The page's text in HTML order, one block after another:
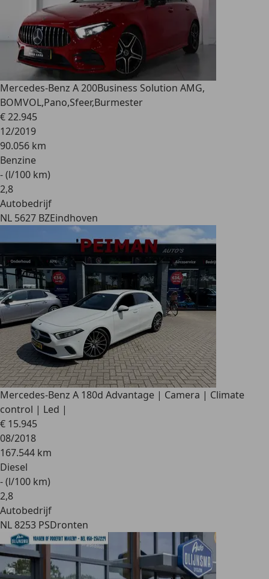
Mercedes-Benz A 200Business Solution AMG,
BOMVOL,Pano,Sfeer,Burmester
€ 22.945
12/2019
90.056 km
Benzine
- (l/100 km)
2,8
Autobedrijf
NL 5627 BZEindhoven
Mercedes-Benz A 180d Advantage | Camera | Climate
control | Led |
€ 15.945
08/2018
167.544 km
Diesel
- (l/100 km)
2,8
Autobedrijf
NL 8253 PSDronten